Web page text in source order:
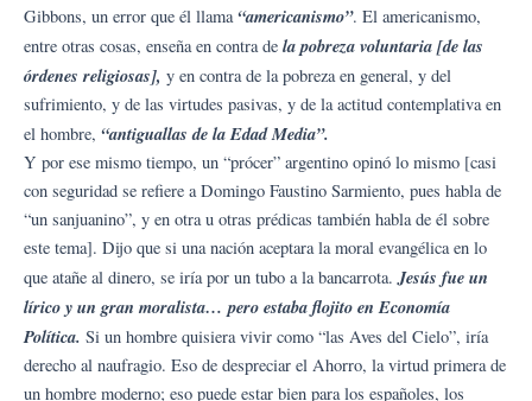
Gibbons, un error que él llama“americanismo”. El americanismo,
entre otras cosas, enseña en contra de la pobreza voluntaria [de las
órdenes religiosas], y en contra de la pobreza en general, y del
sufrimiento, y de las virtudes pasivas, y de la actitud contemplativa en
el hombre, “antiguallas de la Edad Media”.
Y por ese mismo tiempo, un “prócer” argentino opinó lo mismo [casi
con seguridad se refiere a Domingo Faustino Sarmiento, pues habla de
“un sanjuanino”, y en otra u otras prédicas también habla de él sobre
este tema]. Dijo que si una nación aceptara la moral evangélica en lo
que atañe al dinero, se iría por un tubo a la bancarrota.Jesús fue un
lírico y un gran moralista… pero estaba flojito en Economía
Política. Si un hombre quisiera vivir como “las Aves del Cielo”, iría
derecho al naufragio. Eso de despreciar el Ahorro, la virtud primera de
un hombre moderno; eso puede estar bien para los españoles, los